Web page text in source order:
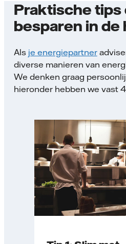
Praktische tips
besparen in de
Als je energiepartner
diverse manieren van
We denken graag
hieronder hebben we vast